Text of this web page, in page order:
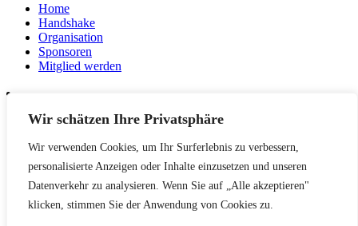
Wir schätzen Ihre Privatsphäre
Wir verwenden Cookies, um Ihr Surferlebnis zu verbessern,
personalisierte Anzeigen oder Inhalte einzusetzen und unseren
Datenverkehr zu analysieren. Wenn Sie auf „Alle akzeptieren"
klicken, stimmen Sie der Anwendung von Cookies zu.
Home
Handshake
Organisation
Sponsoren
Mitglied werden
News
Netzwerk
Kontakt